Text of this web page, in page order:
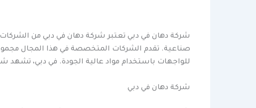
شركة دهان في دبي تعتبر شركة دهان في دبي من الشركات
صناعية. تقدم الشركات المتخصصة في هذا المجال
للواجهات باستخدام مواد عالية الجودة. في دبي، تشهد
شركة دهان في دبي